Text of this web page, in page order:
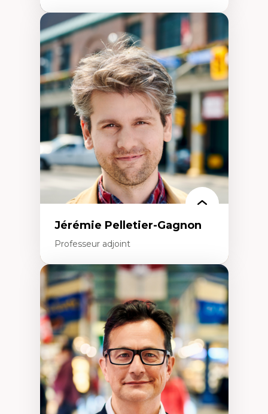
Expertises
Conciliation travail-vie personnelle
Gestion des ressources humaines
(attraction et fidélisation de la main-
d’œuvre)
Responsabilité sociale des organisations
Interventions organisationnelles
Comportement organisationnel
(mobilisation au travail)
Recherche qualitative
Éthique des affaires
Jérémie Pelletier-Gagnon
Professeur adjoint
Expertises
Études du jeu vidéo
Fouille de textes
Études postcoloniales
Études critiques des médias
Analyse de données
Études japonaises
Mondialisation
Traduction et localisation
Intelligence artificielle et communication
humain-machine